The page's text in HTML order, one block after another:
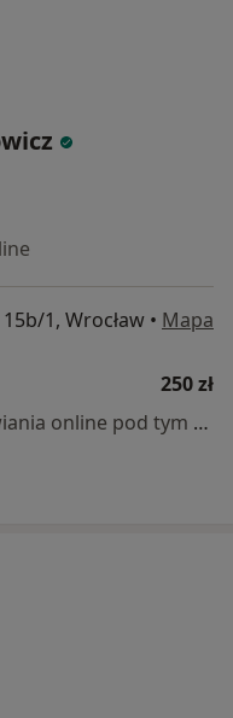
1, Wrocław • Mapa
250 zł
Specjalista nie oferuje umawiania online pod tym adresem.